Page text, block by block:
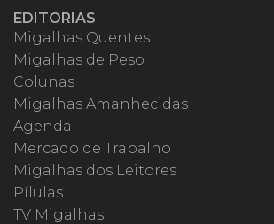
EDITORIAS
Migalhas Quentes
Migalhas de Peso
Colunas
Migalhas Amanhecidas
Agenda
Mercado de Trabalho
Migalhas dos Leitores
Pílulas
TV Migalhas